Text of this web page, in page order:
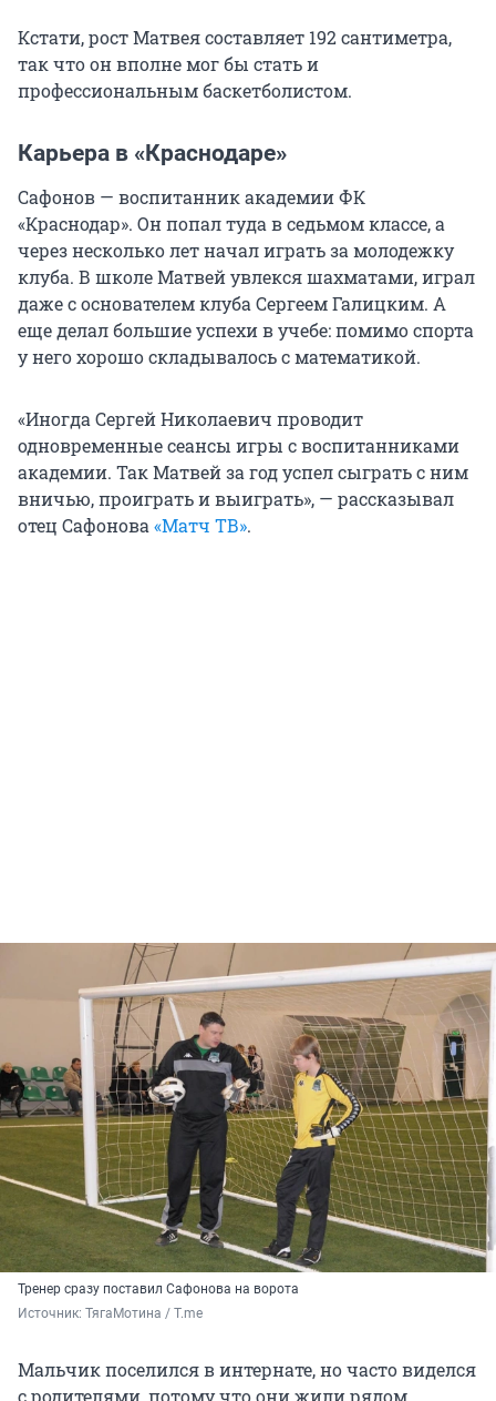
Кстати, рост Матвея составляет 192 сантиметра,
так что он вполне мог бы стать и
профессиональным баскетболистом.
Карьера в «Краснодаре»
Сафонов — воспитанник академии ФК
«Краснодар». Он попал туда в седьмом классе, а
через несколько лет начал играть за молодежку
клуба. В школе Матвей увлекся шахматами, играл
даже с основателем клуба Сергеем Галицким. А
еще делал большие успехи в учебе: помимо спорта
у него хорошо складывалось с математикой.
«Иногда Сергей Николаевич проводит
одновременные сеансы игры с воспитанниками
академии. Так Матвей за год успел сыграть с ним
вничью, проиграть и выиграть», — рассказывал
отец Сафонова «Матч ТВ».
Тренер сразу поставил Сафонова на ворота
Источник: ТягаМотина / T.me
Мальчик поселился в интернате, но часто виделся